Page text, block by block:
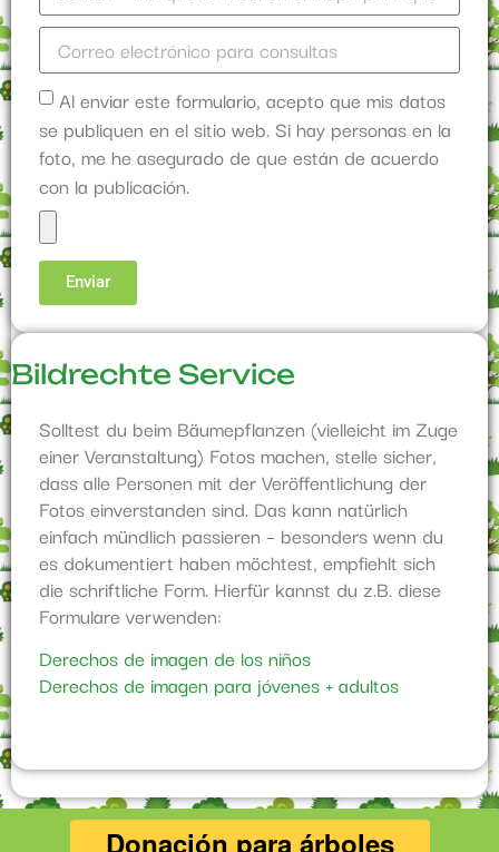
Al enviar este formulario, acepto que mis datos
se publiquen en el sitio web. Si hay personas en la
foto, me he asegurado de que están de acuerdo
con la publicación.
Enviar
Bildrechte Service
Solltest du beim Bäumepflanzen (vielleicht im Zuge
einer Veranstaltung) Fotos machen, stelle sicher,
dass alle Personen mit der Veröffentlichung der
Fotos einverstanden sind. Das kann natürlich
einfach mündlich passieren – besonders wenn du
es dokumentiert haben möchtest, empfiehlt sich
die schriftliche Form. Hierfür kannst du z.B. diese
Formulare verwenden:
Derechos de imagen de los niños
Derechos de imagen para jóvenes + adultos